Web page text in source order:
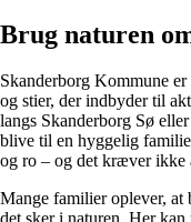
Brug naturen
Skanderborg Kommune
og stier, der indbyder til
langs Skanderborg Sø
blive til en hyggelig
og ro – og det kræver ikke
Mange familier oplever, at